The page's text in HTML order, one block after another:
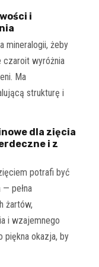
i
mineralogii, żeby
czaroit wyróżnia
Ma
strukturę i
dla zięcia
i z
potrafi być
pełna
żartów,
i wzajemnego
piękna okazja, by